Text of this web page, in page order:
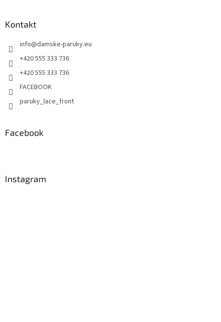
Kontakt
info@damske-paruky.eu
+420 555 333 736
+420 555 333 736
FACEBOOK
paruky_lace_front
Facebook
Instagram